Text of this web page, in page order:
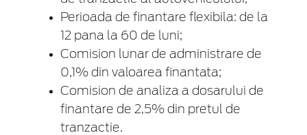
Perioada de finantare flexibila: de la
12 pana la 60 de luni;
Comision lunar de administrare de
0,1% din valoarea finantata;
Comision de analiza a dosarului de
finantare de 2,5% din pretul de
tranzactie.